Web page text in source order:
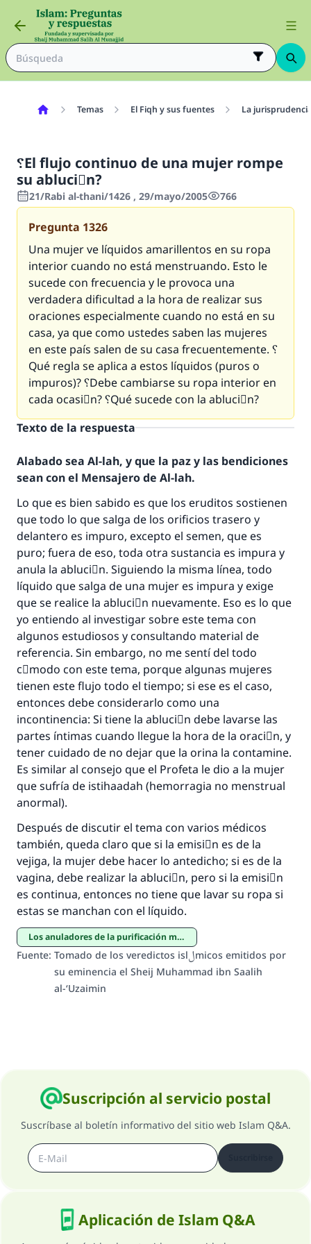
Temas El Fiqh y sus fuentes La
؟El flujo continuo de una mujer rompe
su abluciَn?
21/Rabi al-thani/1426 , 29/mayo/2005 766
Pregunta 1326
Una mujer ve líquidos amarillentos en su ropa
interior cuando no está menstruando. Esto le
sucede con frecuencia y le provoca una
verdadera dificultad a la hora de realizar sus
oraciones especialmente cuando no está en su
casa, ya que como ustedes saben las mujeres
en este país salen de su casa frecuentemente. ؟
Qué regla se aplica a estos líquidos (puros o
impuros)? ؟Debe cambiarse su ropa interior en
cada ocasiَn? ؟Qué sucede con la abluciَn?
Texto de la respuesta
Alabado sea Al-lah, y que la paz y las bendiciones
sean con el Mensajero de Al-lah.
Lo que es bien sabido es que los eruditos sostienen
que todo lo que salga de los orificios trasero y
delantero es impuro, excepto el semen, que es
puro; fuera de eso, toda otra sustancia es impura y
anula la abluciَn. Siguiendo la misma línea, todo
líquido que salga de una mujer es impura y exige
que se realice la abluciَn nuevamente. Eso es lo que
yo entiendo al investigar sobre este tema con
algunos estudiosos y consultando material de
referencia. Sin embargo, no me sentí del todo
cَmodo con este tema, porque algunas mujeres
tienen este flujo todo el tiempo; si ese es el caso,
entonces debe considerarlo como una
incontinencia: Si tiene la abluciَn debe lavarse las
partes íntimas cuando llegue la hora de la oraciَn, y
tener cuidado de no dejar que la orina la contamine.
Es similar al consejo que el Profeta le dio a la mujer
que sufría de istihaadah (hemorragia no menstrual
anormal).
Después de discutir el tema con varios médicos
también, queda claro que si la emisiَn es de la
vejiga, la mujer debe hacer lo antedicho; si es de la
vagina, debe realizar la abluciَn, pero si la emisiَn
es continua, entonces no tiene que lavar su ropa si
estas se manchan con el líquido.
Los anuladores de la purificación menor
Fuente: Tomado de los veredictos islلmicos emitidos por
su eminencia el Sheij Muhammad ibn Saalih
al-‘Uzaimin
Suscripción al servicio postal
Suscríbase al boletín informativo del sitio web Islam Q&A.
Aplicación de Islam Q&A
La respuesta no. 110845 salvó un
matrimonio.
Desde la Q hasta la A, su contribución ayuda a
IslamQA.
Profeta ﷺ dijo:
"Una persona que orienta a otros a hacer el
bien obtendrá la misma recompensa que
aquellos que lo realicen."
(MUSLIM, 1893)
Contribuir